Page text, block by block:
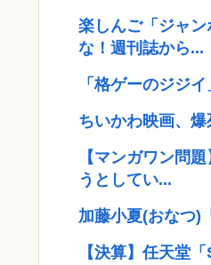
楽しんご「ジャ
な！週刊誌から...
「格ゲーのジジ
ちいかわ映画、
【マンガワン問
うとしてい...
加藤小夏(おなつ)
【決算】任天堂